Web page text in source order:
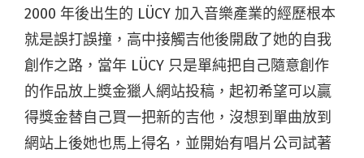
2000 年後出生的 LÜCY 加入音樂產業的經歷根本
就是誤打誤撞，高中接觸吉他後開啟了她的自我
創作之路，當年 LÜCY 只是單純把自己隨意創作
的作品放上獎金獵人網站投稿，起初希望可以贏
得獎金替自己買一把新的吉他，沒想到單曲放到
網站上後她也馬上得名，並開始有唱片公司試著